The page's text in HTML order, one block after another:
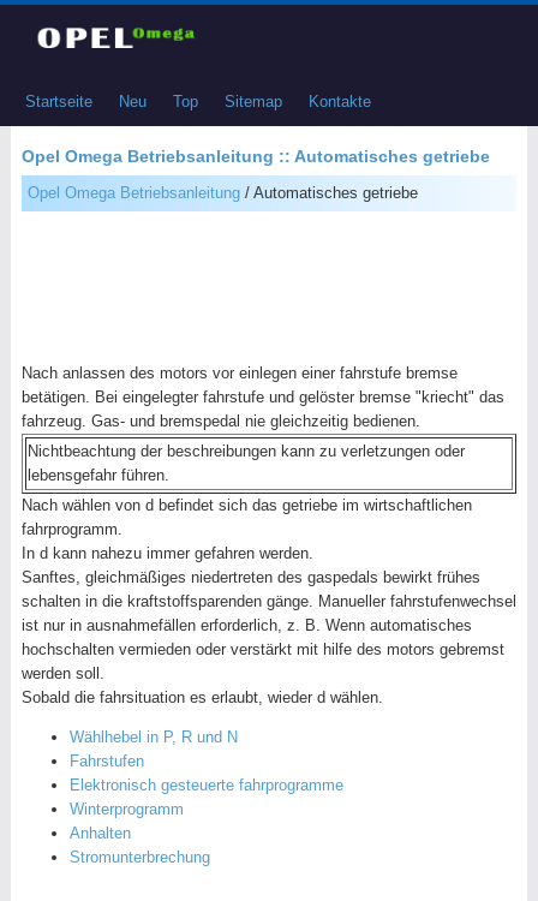
Startseite Neu Top Sitemap Kontakte
Opel Omega Betriebsanleitung :: Automatisches getriebe
Opel Omega Betriebsanleitung/ Automatisches getriebe
Nach anlassen des motors vor einlegen einer fahrstufe bremse
betätigen. Bei eingelegter fahrstufe und gelöster bremse "kriecht" das
fahrzeug. Gas- und bremspedal nie gleichzeitig bedienen.
Nichtbeachtung der beschreibungen kann zu verletzungen oder
lebensgefahr führen.
Nach wählen von d befindet sich das getriebe im wirtschaftlichen
fahrprogramm.
In d kann nahezu immer gefahren werden.
Sanftes, gleichmäßiges niedertreten des gaspedals bewirkt frühes
schalten in die kraftstoffsparenden gänge. Manueller fahrstufenwechsel
ist nur in ausnahmefällen erforderlich, z. B. Wenn automatisches
hochschalten vermieden oder verstärkt mit hilfe des motors gebremst
werden soll.
Sobald die fahrsituation es erlaubt, wieder d wählen.
Wählhebel in P, R und N
Fahrstufen
Elektronisch gesteuerte fahrprogramme
Winterprogramm
Anhalten
Stromunterbrechung